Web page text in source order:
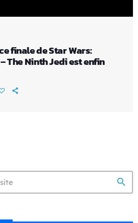
finale de Star Wars:
The Ninth Jedi est enfin
search